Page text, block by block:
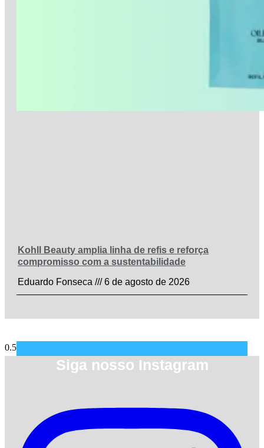
Kohll Beauty amplia linha de refis e reforça
compromisso com a sustentabilidade
Eduardo Fonseca
6 de agosto de 2026
Siga nosso Instagram